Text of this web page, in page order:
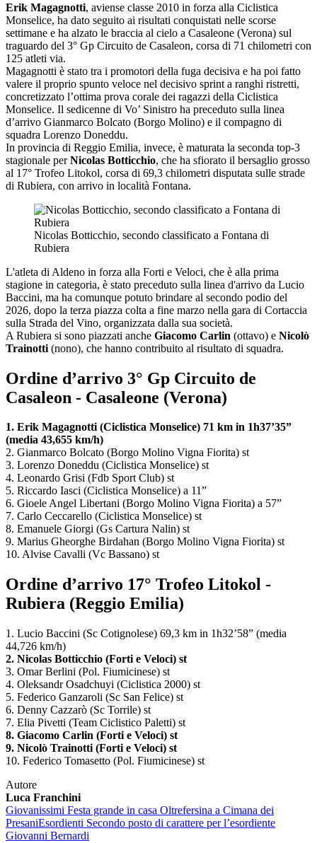
Erik Magagnotti, aviense classe 2010 in forza alla Ciclistica
Monselice, ha dato seguito ai risultati conquistati nelle scorse
settimane e ha alzato le braccia al cielo a Casaleone (Verona) sul
traguardo del 3° Gp Circuito de Casaleon, corsa di 71 chilometri con
125 atleti via.
Magagnotti è stato tra i promotori della fuga decisiva e ha poi fatto
valere il proprio spunto veloce nel decisivo sprint a ranghi ristretti,
concretizzato l’ottima prova corale dei ragazzi della Ciclistica
Monselice. Il sedicenne di Vo’ Sinistro ha preceduto sulla linea
d’arrivo Gianmarco Bolcato (Borgo Molino) e il compagno di
squadra Lorenzo Doneddu.
In provincia di Reggio Emilia, invece, è maturata la seconda top-3
stagionale perNicolas Botticchio, che ha sfiorato il bersaglio grosso
al 17° Trofeo Litokol, corsa di 69,3 chilometri disputata sulle strade
di Rubiera, con arrivo in località Fontana.
Nicolas Botticchio, secondo classificato a Fontana di
Rubiera
L'atleta di Aldeno in forza alla Forti e Veloci, che è alla prima
stagione in categoria, è stato preceduto sulla linea d'arrivo da Lucio
Baccini, ma ha comunque potuto brindare al secondo podio del
2026, dopo la terza piazza colta a fine marzo nella gara di Cortaccia
sulla Strada del Vino, organizzata dalla sua società.
A Rubiera si sono piazzati anche Giacomo Carlin (ottavo) e Nicolò
Trainotti (nono), che hanno contribuito al risultato di squadra.
Ordine d’arrivo 3° Gp Circuito de
Casaleon - Casaleone (Verona)
1. Erik Magagnotti (Ciclistica Monselice) 71 km in 1h37’35”
(media 43,655 km/h)
2. Gianmarco Bolcato (Borgo Molino Vigna Fiorita) st
3. Lorenzo Doneddu (Ciclistica Monselice) st
4. Leonardo Grisi (Fdb Sport Club) st
5. Riccardo Iasci (Ciclistica Monselice) a 11”
6. Gioele Angel Libertani (Borgo Molino Vigna Fiorita) a 57”
7. Carlo Ceccarello (Ciclistica Monselice) st
8. Emanuele Giorgi (Gs Cartura Nalin) st
9. Marius Gheorghe Birdahan (Borgo Molino Vigna Fiorita) st
10. Alvise Cavalli (Vc Bassano) st
Ordine d’arrivo 17° Trofeo Litokol -
Rubiera (Reggio Emilia)
1. Lucio Baccini (Sc Cotignolese) 69,3 km in 1h32’58” (media
44,726 km/h)
2. Nicolas Botticchio (Forti e Veloci) st
3. Omar Berlini (Pol. Fiumicinese) st
4. Oleksandr Osadchuyi (Ciclistica 2000) st
5. Federico Ganzaroli (Sc San Felice) st
6. Denny Cazzarò (Sc Torrile) st
7. Elia Pivetti (Team Ciclistico Paletti) st
8. Giacomo Carlin (Forti e Veloci) st
9. Nicolò Trainotti (Forti e Veloci) st
10. Federico Tomasetto (Pol. Fiumicinese) st
Autore
Luca Franchini
Giovanissimi Festa grande in casa Oltrefersina a Cimana dei
PresaniEsordienti Secondo posto di carattere per l’esordiente
Giovanni Bernardi